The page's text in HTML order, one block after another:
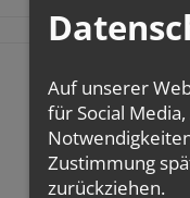
teilen
Auf unserer
für Social
Zustimmung
zurückziehen.